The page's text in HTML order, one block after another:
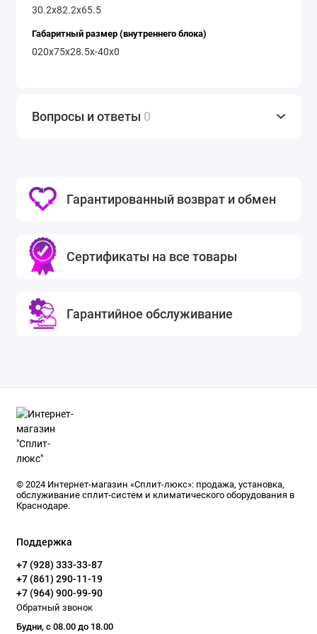
30.2х82.2х65.5
Габаритный размер (внутреннего блока)
020х75х28.5x-40x0
Вопросы и ответы 0
Гарантированный возврат и обмен
Сертификаты на все товары
Гарантийное обслуживание
© 2024 Интернет-магазин «Сплит-люкс»: продажа, установка,
обслуживание сплит-систем и климатического оборудования в
Краснодаре.
Поддержка
+7 (928) 333-33-87
+7 (861) 290-11-19
+7 (964) 900-99-90
Обратный звонок
Будни, с 08.00 до 18.00